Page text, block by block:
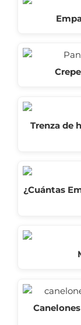
Trenza de
¿Cuántas